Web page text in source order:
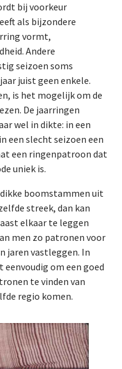
bij voorkeur
als bijzondere
vormt,
Andere
seizoen soms
juist geen enkele.
is het mogelijk om de
De jaarringen
wel in dikte: in een
een slecht seizoen een
een ringenpatroon dat
uniek is.
boomstammen uit
streek, dan kan
elkaar te leggen
men zo patronen voor
jaren vastleggen. In
om een goed
te vinden van
regio komen.